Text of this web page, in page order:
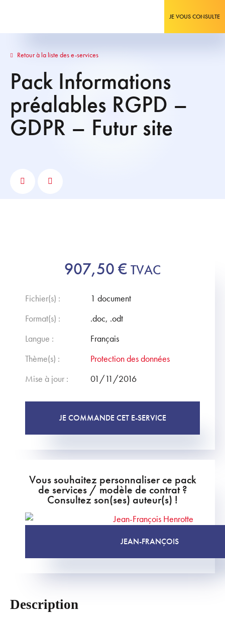
JE VOUS CONSULTE
Retour à la liste des e-services
Pack Informations
préalables RGPD –
GDPR – Futur site
907,50€ TVAC
Fichier(s) :
1 document
Format(s) :
.doc, .odt
Langue :
Français
Thème(s) :
Protection des données
Mise à jour :
01/11/2016
JE COMMANDE CET E-SERVICE
Vous souhaitez personnaliser ce pack
de services / modèle de contrat ?
Consultez son(ses) auteur(s) !
JEAN-FRANÇOIS
Description